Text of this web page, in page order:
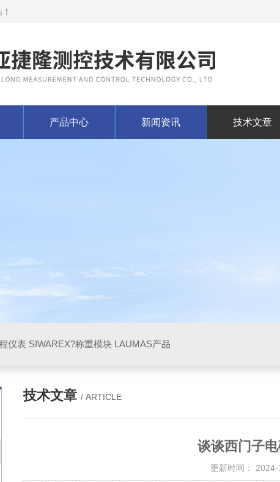
产品中心 新闻资讯 技术文章
仪表 SIWAREX?称重模块 LAUMAS产品
技术文章 / ARTICLE
谈谈西门子
更新时间：